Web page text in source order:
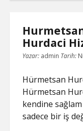
Hurdaci
Yazar: admin Tarih:
Hürmetsan
Hürmetsan
kendine
sadece bir iş